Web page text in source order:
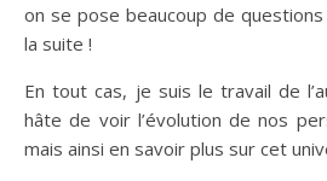
on se pose beaucoup de
la suite !
En tout cas, je suis le travail de
hâte de voir l’évolution de nos
mais ainsi en savoir plus sur cet